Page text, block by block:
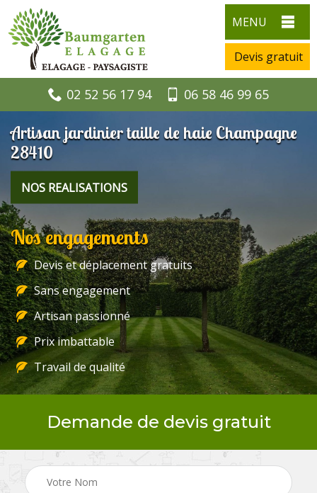
MENU
Devis gratuit
02 52 56 17 94 06 58 46 99 65
Artisan jardinier taille de haie Champagne
28410
NOS REALISATIONS
Nos engagements
Devis et déplacement gratuits
Sans engagement
Artisan passionné
Prix imbattable
Travail de qualité
Demande de devis gratuit